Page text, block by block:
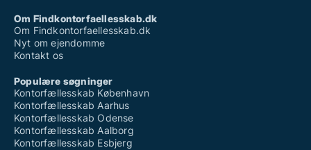
Om Findkontorfaellesskab.dk
Om Findkontorfaellesskab.dk
Nyt om ejendomme
Kontakt os
Populære søgninger
Kontorfællesskab København
Kontorfællesskab Aarhus
Kontorfællesskab Odense
Kontorfællesskab Aalborg
Kontorfællesskab Esbjerg